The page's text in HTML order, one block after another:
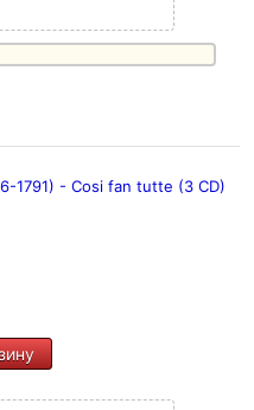
1791) - Cosi fan tutte (3 CD)